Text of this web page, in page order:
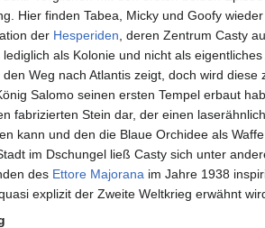
Hier finden Tabea, Micky und Goofy
der Hesperiden , deren Zentrum Casty
als Kolonie und nicht als
den Weg nach Atlantis zeigt, doch wird
Salomo seinen ersten Tempel erbaut
fabrizierten Stein dar, der einen
kann und den die Blaue Orchidee als
im Dschungel ließ Casty sich unter
des Ettore Majorana im Jahre 1938
explizit der Zweite Weltkrieg erwähnt